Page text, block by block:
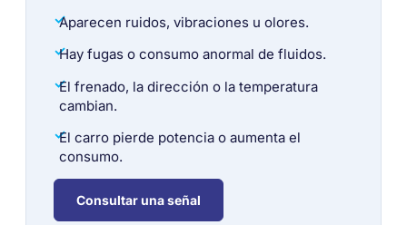
✓Aparecen ruidos, vibraciones u olores.
✓Hay fugas o consumo anormal de fluidos.
✓El frenado, la dirección o la temperatura
cambian.
✓El carro pierde potencia o aumenta el
consumo.
Consultar una señal